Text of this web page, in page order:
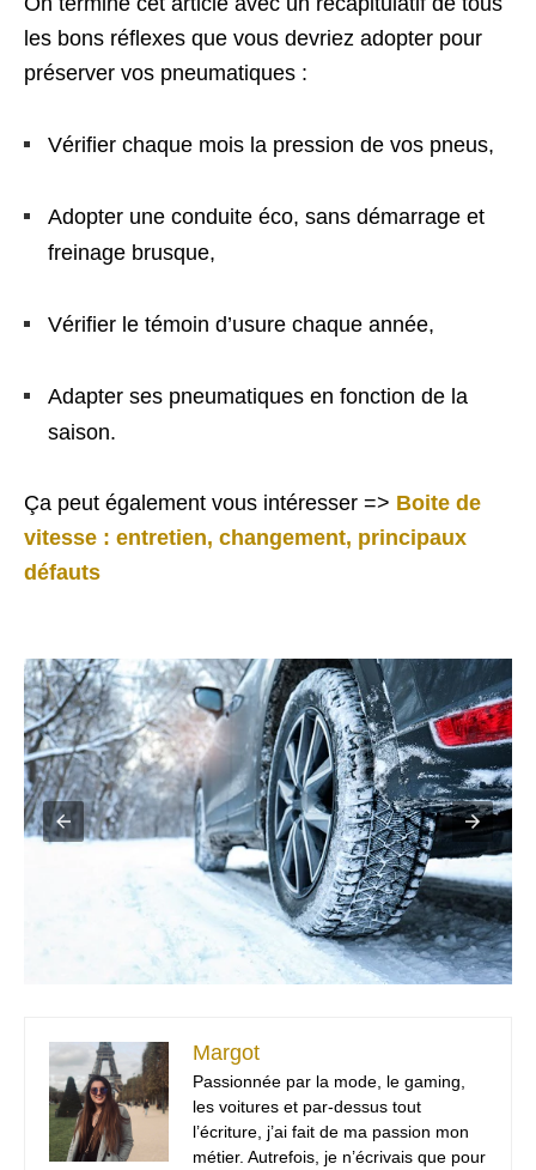
les bons réflexes que vous devriez adopter pour
préserver vos pneumatiques :
Vérifier chaque mois la pression de vos pneus,
Adopter une conduite éco, sans démarrage et
freinage brusque,
Vérifier le témoin d’usure chaque année,
Adapter ses pneumatiques en fonction de la
saison.
Ça peut également vous intéresser => Boite de
vitesse : entretien, changement, principaux
défauts
Margot
Passionnée par la mode, le gaming,
les voitures et par-dessus tout
l’écriture, j’ai fait de ma passion mon
métier. Autrefois, je n’écrivais que pour